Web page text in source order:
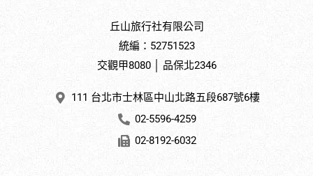
丘山旅行社有限公司
統編：52751523
交觀甲8080 │ 品保北2346
111 台北市士林區中山北路五段687號6樓
02-5596-4259
02-8192-6032